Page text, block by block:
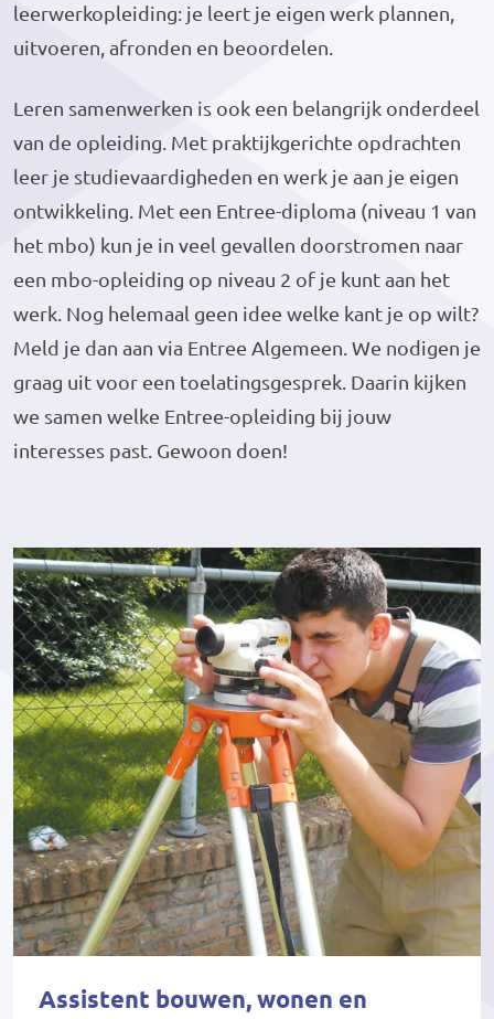
leerwerkopleiding: je leert je eigen werk plannen,
uitvoeren, afronden en beoordelen.
Leren samenwerken is ook een belangrijk onderdeel
van de opleiding. Met praktijkgerichte opdrachten
leer je studievaardigheden en werk je aan je eigen
ontwikkeling. Met een Entree-diploma (niveau 1 van
het mbo) kun je in veel gevallen doorstromen naar
een mbo-opleiding op niveau 2 of je kunt aan het
werk. Nog helemaal geen idee welke kant je op wilt?
Meld je dan aan via Entree Algemeen. We nodigen je
graag uit voor een toelatingsgesprek. Daarin kijken
we samen welke Entree-opleiding bij jouw
interesses past. Gewoon doen!
Assistent bouwen, wonen en